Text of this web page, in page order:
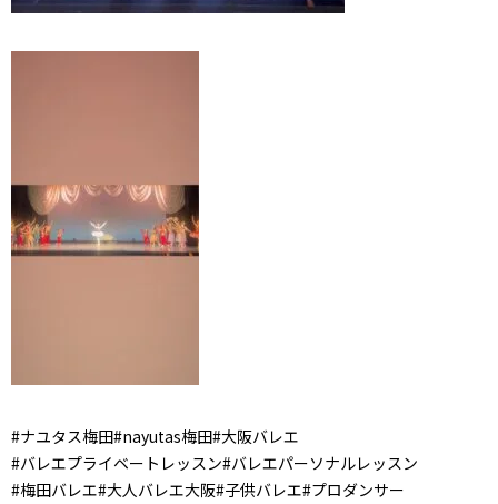
#ナユタス梅田#nayutas梅田#大阪バレエ
#バレエプライベートレッスン#バレエパーソナルレッスン
#梅田バレエ#大人バレエ大阪#子供バレエ#プロダンサー